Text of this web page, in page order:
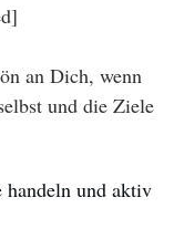
an Dich, wenn
und die Ziele
handeln und aktiv